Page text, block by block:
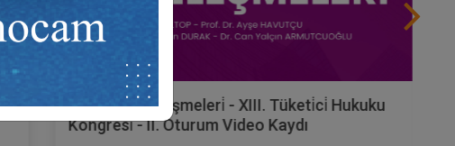
Tüketi̇ci̇ Sözleşmeleri̇ - XIII. Tüketi̇ci̇ Hukuku
Kongresi̇ - II. Oturum Video Kaydı